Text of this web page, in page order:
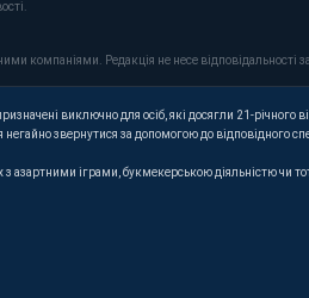
компаніями. Редакція не несе відповідальності за
виключно для осіб, які досягли 21-річного
звернутися за допомогою до відповідного
азартними іграми, букмекерською діяльністю чи